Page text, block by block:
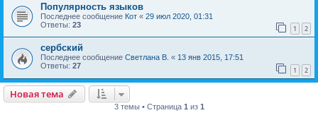
Популярность языков
Последнее сообщение Кот « 29 июл 2020, 01:31
Ответы: 23 1 2
сербский
Последнее сообщение Светлана В. « 13 янв 2015, 17:51
Ответы: 27 1 2
Новая тема
3 темы • Страница 1 из 1